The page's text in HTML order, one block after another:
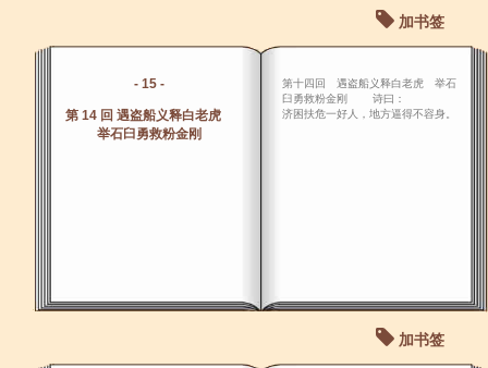
加书签
- 15 -
第 14 回 遇盗船义释白老虎
举石臼勇救粉金刚
第十四回 遇盗船义释白老虎 举石
臼勇救粉金刚 诗曰：
济困扶危一好人，地方逼得不容身。
加书签